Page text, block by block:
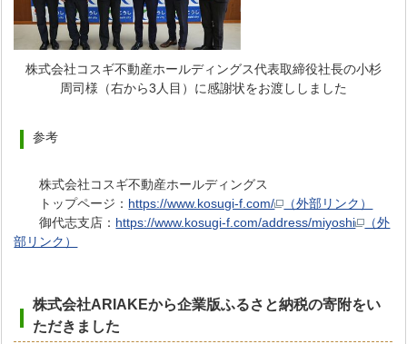
株式会社コスギ不動産ホールディングス代表取締役社長の小杉
周司様（右から3人目）に感謝状をお渡ししました
参考
株式会社コスギ不動産ホールディングス
トップページ： https://www.kosugi-f.com/
（外部リンク）
御代志支店： https://www.kosugi-f.com/address/miyoshi
（外
部リンク）
株式会社ARIAKEから企業版ふるさと納税の寄附をい
ただき ました